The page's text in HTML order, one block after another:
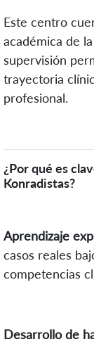
Este centro
académica de
supervisión
trayectoria
profesional.
¿Por qué es
Konradistas?
Aprendizaje
casos reales
competencias
Desarrollo de